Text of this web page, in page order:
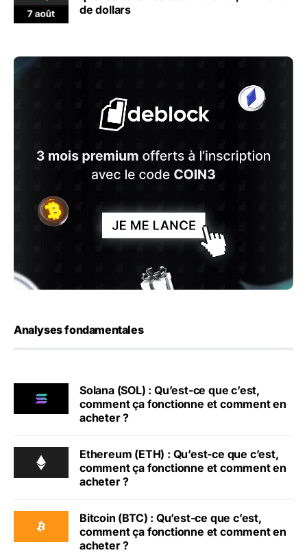
de dollars
Analyses fondamentales
Solana (SOL) : Qu’est-ce que c’est,
comment ça fonctionne et comment en
acheter ?
Ethereum (ETH) : Qu’est-ce que c’est,
comment ça fonctionne et comment en
acheter ?
Bitcoin (BTC) : Qu’est-ce que c’est,
comment ça fonctionne et comment en
acheter ?